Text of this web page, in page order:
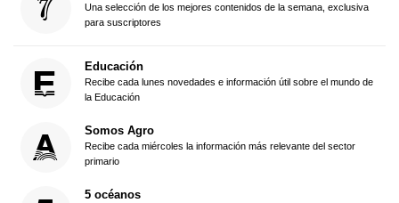
Una selección de los mejores contenidos de la semana, exclusiva
para suscriptores
Educación
Recibe cada lunes novedades e información útil sobre el mundo de
la Educación
Somos Agro
Recibe cada miércoles la información más relevante del sector
primario
5 océanos